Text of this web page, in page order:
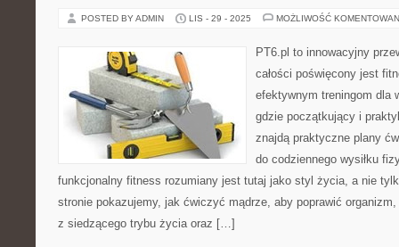
POSTED BY ADMIN LIS - 29 - 2025 MOŻLIWOŚĆ
PT6.pl to innowacyjny
całości poświęcony jest
efektywnym treningom dla
gdzie początkujący i
znajdą praktyczne plany
do codziennego wysiłku
funkcjonalny fitness rozumiany jest tutaj jako styl życia, a nie
stronie pokazujemy, jak ćwiczyć mądrze, aby poprawić
z siedzącego trybu życia oraz […]